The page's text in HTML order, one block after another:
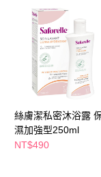
３．收到繳費通知簡
ATM／網路銀行／等
※ 請注意：結帳手續
購買商品的店家。未
後付繳納相關費用。
※ 交易是否成功請以
是否繳費成功／繳費
【注意事項】
１．透過由恩沛科技
易，需依本服務之必
每筆NT$65，滿
萊爾富取貨付款
每筆NT$65，滿
付款後萊爾富取貨
每筆NT$65，滿
7-11取貨付款
每筆NT$65，滿
絲膚潔私密沐浴露
濕加強型250ml
NT$490